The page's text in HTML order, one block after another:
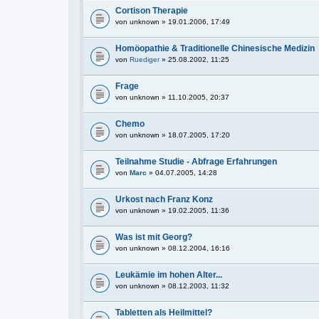
Cortison Therapie
von unknown » 19.01.2006, 17:49
Homöopathie & Traditionelle Chinesische Medizin
von Ruediger» 25.08.2002, 11:25
Frage
von unknown » 11.10.2005, 20:37
Chemo
von unknown » 18.07.2005, 17:20
Teilnahme Studie - Abfrage Erfahrungen
von Marc » 04.07.2005, 14:28
Urkost nach Franz Konz
von unknown » 19.02.2005, 11:36
Was ist mit Georg?
von unknown » 08.12.2004, 16:16
Leukämie im hohen Alter...
von unknown » 08.12.2003, 11:32
Tabletten als Heilmittel?